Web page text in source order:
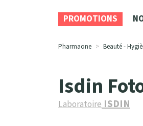
PROMOTIONS
Pharmaone Beauté -
Isdin
LaboratoireISDIN